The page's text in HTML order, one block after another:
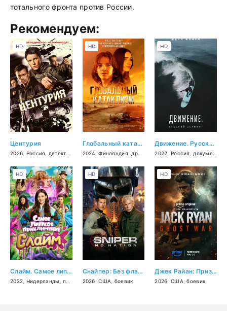
тотального фронта против России.
Рекомендуем:
Центурия
2026 Россия детектив
HD
Глобальный катаклизм
2024 ,Финляндия драма
HD
Движение. Русский сёрфинг
2022 Россия документальный
HD
Слайм. Самое липкое приключение
2022 Нидерланды ,приключения ,комедия,семейный
HD
Снайпер: Без флага
2026 ,США боевик
HD
Джек Райан: Призрачная война
2026 США ,боевик
HD